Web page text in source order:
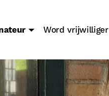
Word vrijwilliger